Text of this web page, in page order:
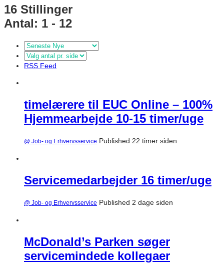
16 Stillinger
Antal: 1 - 12
RSS Feed
timelærere til EUC Online – 100%
Hjemmearbejde 10-15 timer/uge
@ Job- og Erhvervsservice Published 22 timer siden
Servicemedarbejder 16 timer/uge
@ Job- og Erhvervsservice Published 2 dage siden
McDonald’s Parken søger
servicemindede kollegaer